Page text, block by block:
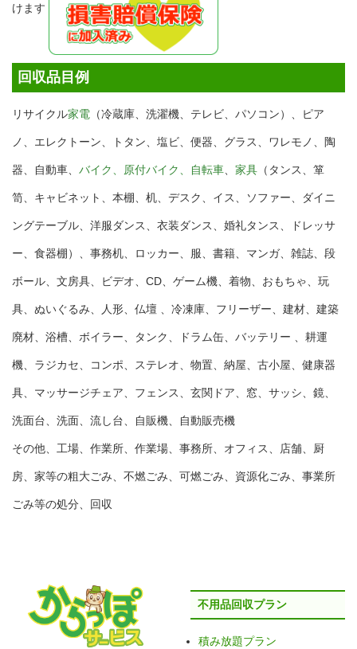
けます
回収品目例
リサイクル家電 （冷蔵庫、洗濯機、テレビ、パソコン）、ピア
ノ、エレクトーン、トタン、塩ビ、便器、グラス、ワレモノ、陶
器、自動車、 バイク、原付バイク、自転車、 家具 （タンス、箪
笥、キャビネット、本棚、机、デスク、イス、ソファー、ダイニ
ングテーブル、洋服ダンス、衣装ダンス、婚礼タンス、ドレッサ
ー、食器棚）、事務机、ロッカー、服、書籍、マンガ、雑誌、段
ボール、文房具、ビデオ、CD、ゲーム機、着物、おもちゃ、玩
具、ぬいぐるみ、人形、仏壇 、冷凍庫、フリーザー、建材、建築
廃材、浴槽、ボイラー、タンク、ドラム缶、バッテリー 、耕運
機、ラジカセ、コンポ、ステレオ、物置、納屋、古小屋、健康器
具、マッサージチェア、フェンス、玄関ドア、窓、サッシ、鏡、
洗面台、洗面、流し台、自販機、自動販売機
その他、工場、作業所、作業場、事務所、オフィス、店舗、厨
房、家等の粗大ごみ、不燃ごみ、可燃ごみ、資源化ごみ、事業所
ごみ等の処分、回収
不用品回収プラン
積み放題プラン